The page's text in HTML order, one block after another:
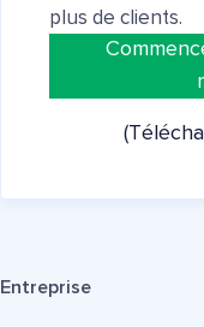
plus de clients.
Entreprise